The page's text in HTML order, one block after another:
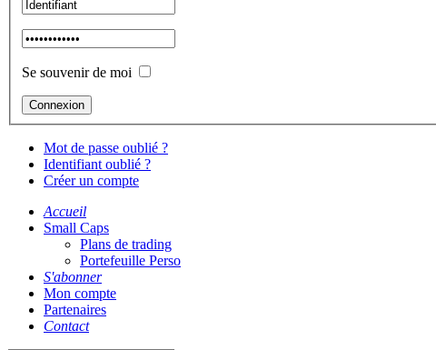
Se souvenir de moi
Mot de passe oublié ?
Identifiant oublié ?
Créer un compte
Accueil
Small Caps
Plans de trading
Portefeuille Perso
S'abonner
Mon compte
Partenaires
Contact